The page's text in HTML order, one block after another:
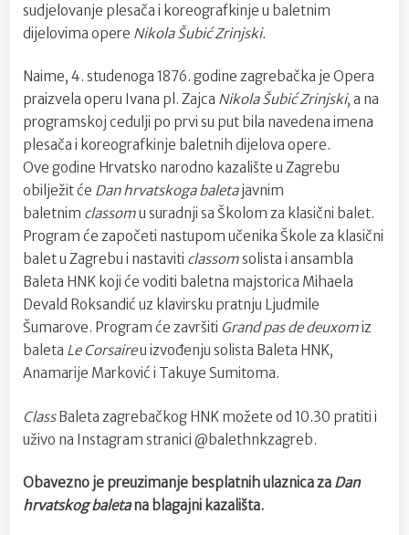
sudjelovanje plesača i koreografkinje u baletnim
dijelovima opere Nikola Šubić Zrinjski.
Naime, 4. studenoga 1876. godine zagrebačka je Opera
praizvela operu Ivana pl. Zajca Nikola Šubić Zrinjski, a na
programskoj cedulji po prvi su put bila navedena imena
plesača i koreografkinje baletnih dijelova opere.
Ove godine Hrvatsko narodno kazalište u Zagrebu
obilježit će Dan hrvatskoga baletajavnim
baletnim classomu suradnji sa Školom za klasični balet.
Program će započeti nastupom učenika Škole za klasični
balet u Zagrebu i nastaviti classomsolista i ansambla
Baleta HNK koji će voditi baletna majstorica Mihaela
Devald Roksandić uz klavirsku pratnju Ljudmile
Šumarove. Program će završiti Grand pas de deuxomiz
baleta Le Corsaireu izvođenju solista Baleta HNK,
Anamarije Marković i Takuye Sumitoma.
ClassBaleta zagrebačkog HNK možete od 10.30 pratiti i
uživo na Instagram stranici @balethnkzagreb.
Obavezno je preuzimanje besplatnih ulaznica za Dan
hrvatskog baletana blagajni kazališta.